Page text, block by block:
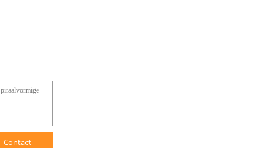
Contact